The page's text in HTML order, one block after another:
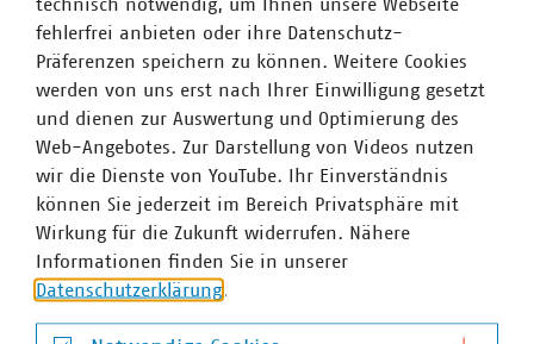
Christine Schulze-Grotkopp
Geschäftsführerin Abteilung Kommunikation und
Public Affairs
+49 30 58580-221
technisch notwendig, um Ihnen unsere Webseite
fehlerfrei anbieten oder ihre Datenschutz-
Präferenzen speichern zu können. Weitere Cookies
werden von uns erst nach Ihrer Einwilligung gesetzt
und dienen zur Auswertung und Optimierung des
Web-Angebotes. Zur Darstellung von Videos nutzen
wir die Dienste von YouTube. Ihr Einverständnis
können Sie jederzeit im Bereich Privatsphäre mit
Wirkung für die Zukunft widerrufen. Nähere
Informationen finden Sie in unserer
Datenschutzerklärung.